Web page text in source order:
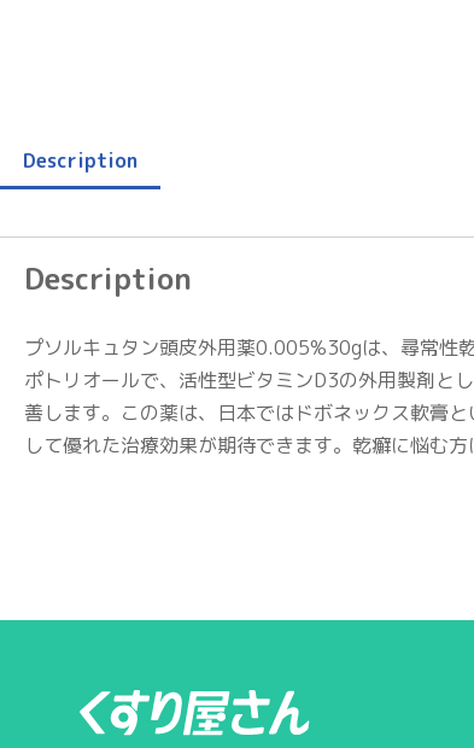
Description
Description
プソルキュタン頭皮外用薬0.005%30gは、尋常性
ポトリオールで、活性型ビタミンD3の外用製剤と
善します。この薬は、日本ではドボネックス軟膏
して優れた治療効果が期待できます。乾癬に悩む方